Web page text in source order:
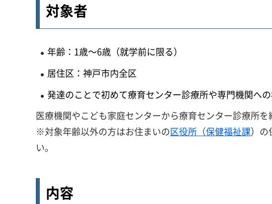
対象者
年齢：1歳～6歳（就学前に限る）
居住区：神戸市内全区
発達のことで初めて療育センター診療所や専門機関へ
医療機関やこども家庭センターから療育センター診療所を
※対象年齢以外の方はお住まいの区役所（保健福祉課）の
い。
内容